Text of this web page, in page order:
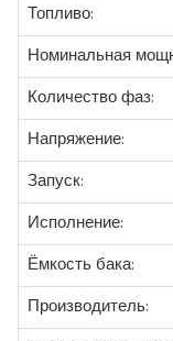
Топливо:
Номинальная
Количество фаз:
Напряжение:
Запуск:
Исполнение:
Ёмкость бака:
Производитель: